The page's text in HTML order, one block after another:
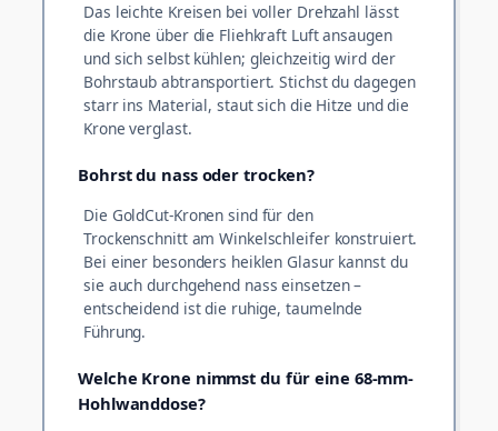
Das leichte Kreisen bei voller Drehzahl lässt
die Krone über die Fliehkraft Luft ansaugen
und sich selbst kühlen; gleichzeitig wird der
Bohrstaub abtransportiert. Stichst du dagegen
starr ins Material, staut sich die Hitze und die
Krone verglast.
Bohrst du nass oder trocken?
Die GoldCut-Kronen sind für den
Trockenschnitt am Winkelschleifer konstruiert.
Bei einer besonders heiklen Glasur kannst du
sie auch durchgehend nass einsetzen –
entscheidend ist die ruhige, taumelnde
Führung.
Welche Krone nimmst du für eine 68-mm-
Hohlwanddose?